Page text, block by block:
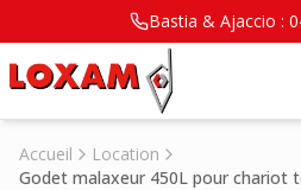
Bastia & Ajaccio :
Accueil
Location
Godet malaxeur 450L pour chariot